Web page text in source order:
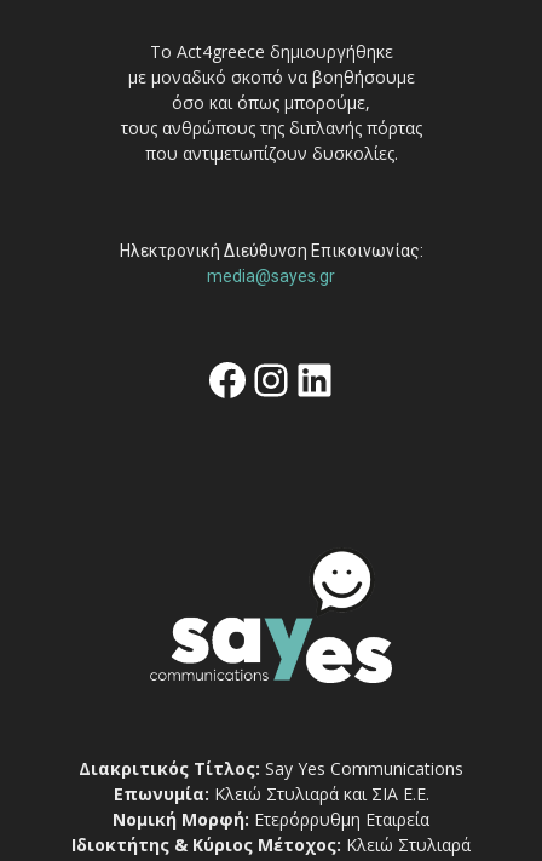
Το Act4greece δημιουργήθηκε
με μοναδικό σκοπό να βοηθήσουμε
όσο και όπως μπορούμε,
τους ανθρώπους της διπλανής πόρτας
που αντιμετωπίζουν δυσκολίες.
Ηλεκτρονική Διεύθυνση Επικοινωνίας:
media@sayes.gr
Facebook
Instagram
Linkedin
Διακριτικός Τίτλος: Say Yes Communications
Επωνυμία: Κλειώ Στυλιαρά και ΣΙΑ Ε.Ε.
Νομική Μορφή: Ετερόρρυθμη Εταιρεία
Ιδιοκτήτης & Κύριος Μέτοχος: Κλειώ Στυλιαρά